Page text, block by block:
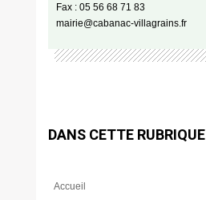
Fax : 05 56 68 71 83
mairie@cabanac-villagrains.fr
DANS CETTE RUBRIQUE
Accueil